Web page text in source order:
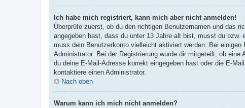
Ich habe mich registriert, kann mich aber nicht anmelden!
Überprüfe zuerst, ob du den richtigen Benutzernamen und das
angegeben hast, dass du unter 13 Jahre alt bist, musst du bzw.
muss dein Benutzerkonto vielleicht aktiviert werden. Bei
Administrator. Bei der Registrierung wurde dir mitgeteilt, ob
du deine E-Mail-Adresse korrekt eingegeben hast oder die E-
kontaktiere einen Administrator.
Nach oben
Warum kann ich mich nicht anmelden?